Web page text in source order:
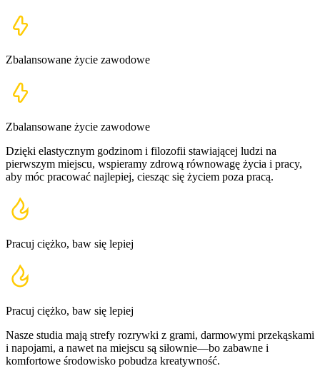
Zbalansowane życie zawodowe
Zbalansowane życie zawodowe
Dzięki elastycznym godzinom i filozofii stawiającej ludzi na
pierwszym miejscu, wspieramy zdrową równowagę życia i pracy,
aby móc pracować najlepiej, ciesząc się życiem poza pracą.
Pracuj ciężko, baw się lepiej
Pracuj ciężko, baw się lepiej
Nasze studia mają strefy rozrywki z grami, darmowymi przekąskami
i napojami, a nawet na miejscu są siłownie—bo zabawne i
komfortowe środowisko pobudza kreatywność.